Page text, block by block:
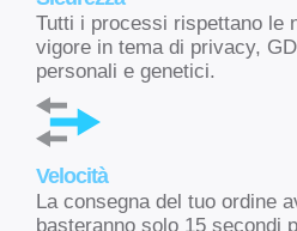
Tutti i processi rispettano le
vigore in tema di privacy,
personali e genetici.
Velocità
La consegna del tuo ordine
basteranno solo 15 secondi